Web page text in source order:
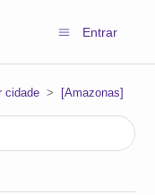
Entrar
cidade [Amazonas]